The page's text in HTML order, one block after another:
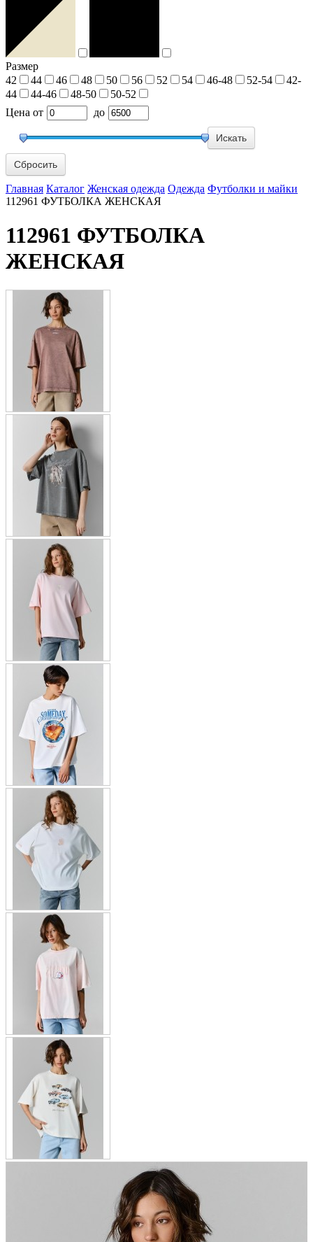
Размер
42
44 46 48 50 56 52 54 46-48 52-54
42-
44
44-46 48-50
50-52
Цена от до
Сбросить
Главная Каталог Женская одежда Одежда Футболки и майки
112961 ФУТБОЛКА ЖЕНСКАЯ
112961 ФУТБОЛКА
ЖЕНСКАЯ